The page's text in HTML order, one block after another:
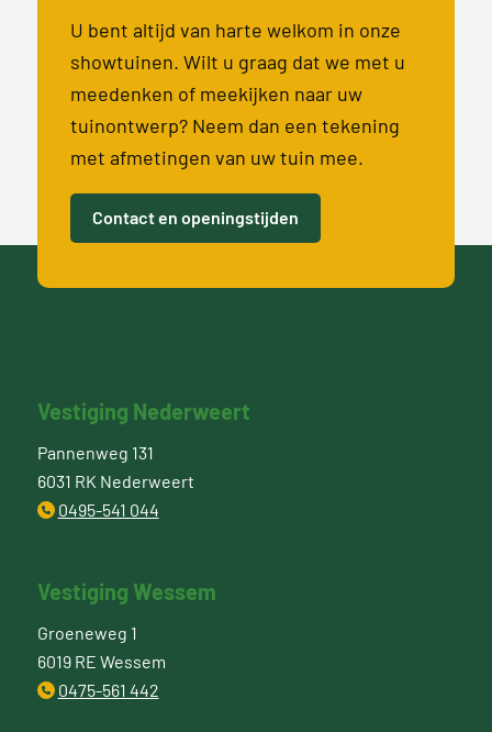
U bent altijd van harte welkom in onze
showtuinen. Wilt u graag dat we met u
meedenken of meekijken naar uw
tuinontwerp? Neem dan een tekening
met afmetingen van uw tuin mee.
Contact en openingstijden
Vestiging Nederweert
Pannenweg 131
6031 RK Nederweert
0495-541 044
Vestiging Wessem
Groeneweg 1
6019 RE Wessem
0475-561 442